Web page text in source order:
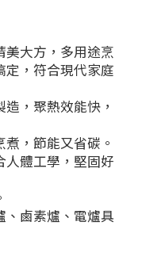
大方，多用途烹
定，符合現代家庭
，聚熱效能快，
，節能又省碳。
體工學，堅固好
鹵素爐、電爐具